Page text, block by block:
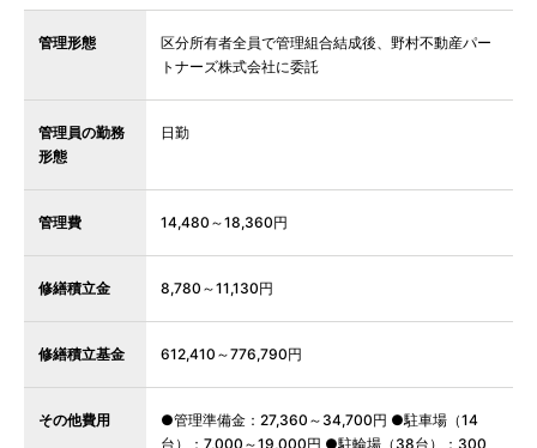
管理形態
区分所有者全員で管理組合結成後、野村不動産パー
トナーズ株式会社に委託
管理員の勤務
形態
日勤
管理費 14,480～18,360円
修繕積立金 8,780～11,130円
修繕積立基金 612,410～776,790円
その他費用
●管理準備金：27,360～34,700円 ●駐車場（14
台）：7,000～19,000円 ●駐輪場（38台）：300